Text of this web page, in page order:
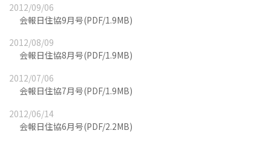
2012/09/06
会報日住協9月号(PDF/1.9MB)
2012/08/09
会報日住協8月号(PDF/1.9MB)
2012/07/06
会報日住協7月号(PDF/1.9MB)
2012/06/14
会報日住協6月号(PDF/2.2MB)